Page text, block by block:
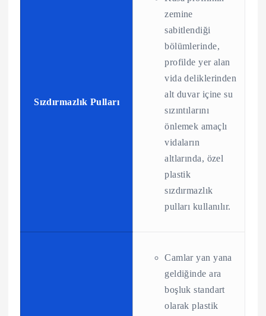
Sızdırmazlık Pulları
zemine
sabitlendiği
bölümlerinde,
profilde yer alan
vida deliklerinden
alt duvar içine su
sızıntılarını
önlemek amaçlı
vidaların
altlarında, özel
plastik
sızdırmazlık
pulları kullanılır.
Camlar yan yana
geldiğinde ara
boşluk standart
olarak plastik